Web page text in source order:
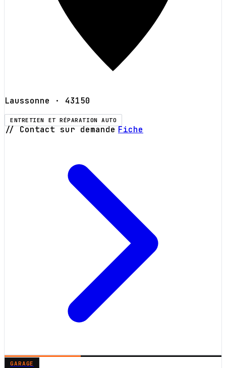
Laussonne · 43150
ENTRETIEN ET RÉPARATION AUTO
// Contact sur demande Fiche
GARAGE